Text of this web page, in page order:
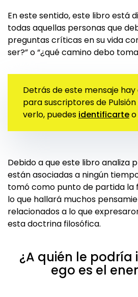
En este sentido, este libro está
todas aquellas personas que
preguntas críticas en su vida
ser?” o “¿qué camino debo
Detrás de este mensaje
para suscriptores de Pulsión
verlo, puedes identificarteo
Debido a que este libro analiza
están asociadas a ningún
tomó como punto de partida la
lo que hallará muchos
relacionados a lo que
esta doctrina filosófica.
¿A quién le podría
ego es el